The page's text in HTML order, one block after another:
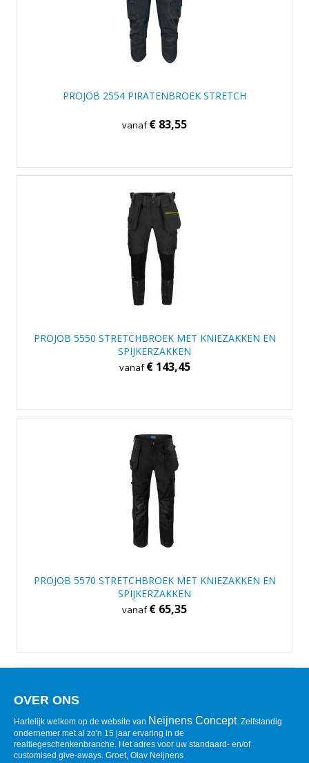
PROJOB 2554 PIRATENBROEK STRETCH
vanaf€ 83,55
PROJOB 5550 STRETCHBROEK MET KNIEZAKKEN EN
SPIJKERZAKKEN
vanaf€ 143,45
PROJOB 5570 STRETCHBROEK MET KNIEZAKKEN EN
SPIJKERZAKKEN
vanaf€ 65,35
OVER ONS
Hartelijk welkom op de website van Neijnens Concept. Zelfstandig
ondernemer met al zo'n 15 jaar ervaring in de
realtiegeschenkenbranche. Het adres voor uw standaard- en/of
customised give-aways. Groet, Olav Neijnens